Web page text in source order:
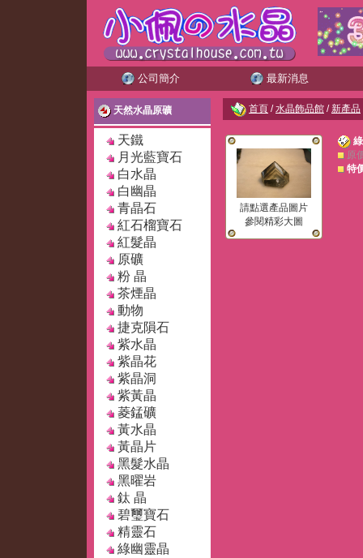
公司簡介 最新消息
天然水晶原礦
天鐵
月光藍寶石
白水晶
白幽晶
青晶石
紅石榴寶石
紅髮晶
原礦
粉 晶
茶煙晶
動物
捷克隕石
紫水晶
紫晶花
紫晶洞
紫黃晶
菱錳礦
黃水晶
黃晶片
黑髮水晶
黑曜岩
鈦 晶
碧璽寶石
精靈石
綠幽靈晶
首頁 /水晶飾品館 /新產品
請點選產品圖片
參閱精彩大圖
原
特